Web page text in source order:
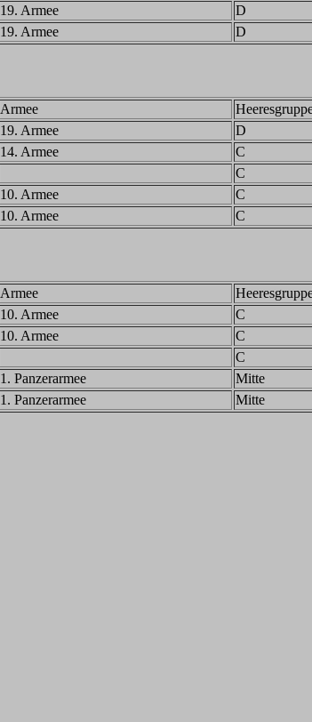
19. Armee D
19. Armee D
Armee
19. Armee D
14. Armee C
C
10. Armee C
10. Armee C
Armee
10. Armee C
10. Armee C
C
1. Panzerarmee Mitte
1. Panzerarmee Mitte